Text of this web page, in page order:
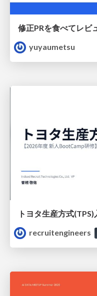
yuyaumetsu
トヨタ⽣産⽅式(TPS)
recruitengineers